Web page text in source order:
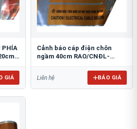
PHÍA
GIÁ
Cảnh báo cáp điện chôn
ngầm 40cm RAO/CNĐL-
Liên hệ BÁO GIÁ